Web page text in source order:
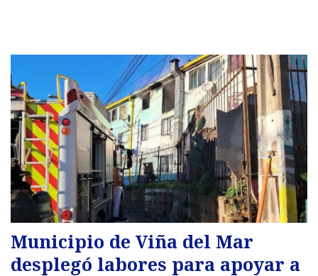
Municipio de Viña del Mar
desplegó labores para apoyar a